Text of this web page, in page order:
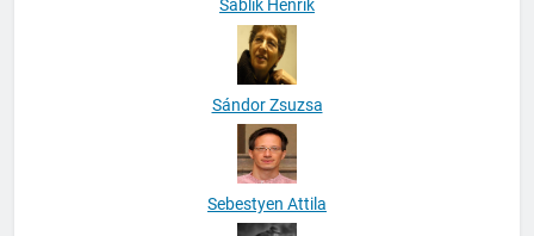
Sablik Henrik
Sándor Zsuzsa
Sebestyen Attila